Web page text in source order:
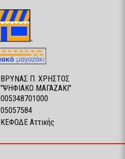
ΒΡΥΝΑΣ Π. ΧΡΗΣΤΟΣ
"ΨΗΦΙΑΚΟ ΜΑΓΑΖΑΚΙ"
005348701000
05057584
ΚΕΦΟΔΕ Αττικής